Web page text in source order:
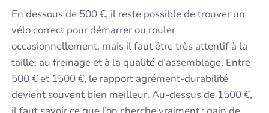
En dessous de 500 €, il reste possible de trouver un
vélo correct pour démarrer ou rouler
occasionnellement, mais il faut être très attentif à la
taille, au freinage et à la qualité d’assemblage. Entre
500 € et 1500 €, le rapport agrément-durabilité
devient souvent bien meilleur. Au-dessus de 1500 €,